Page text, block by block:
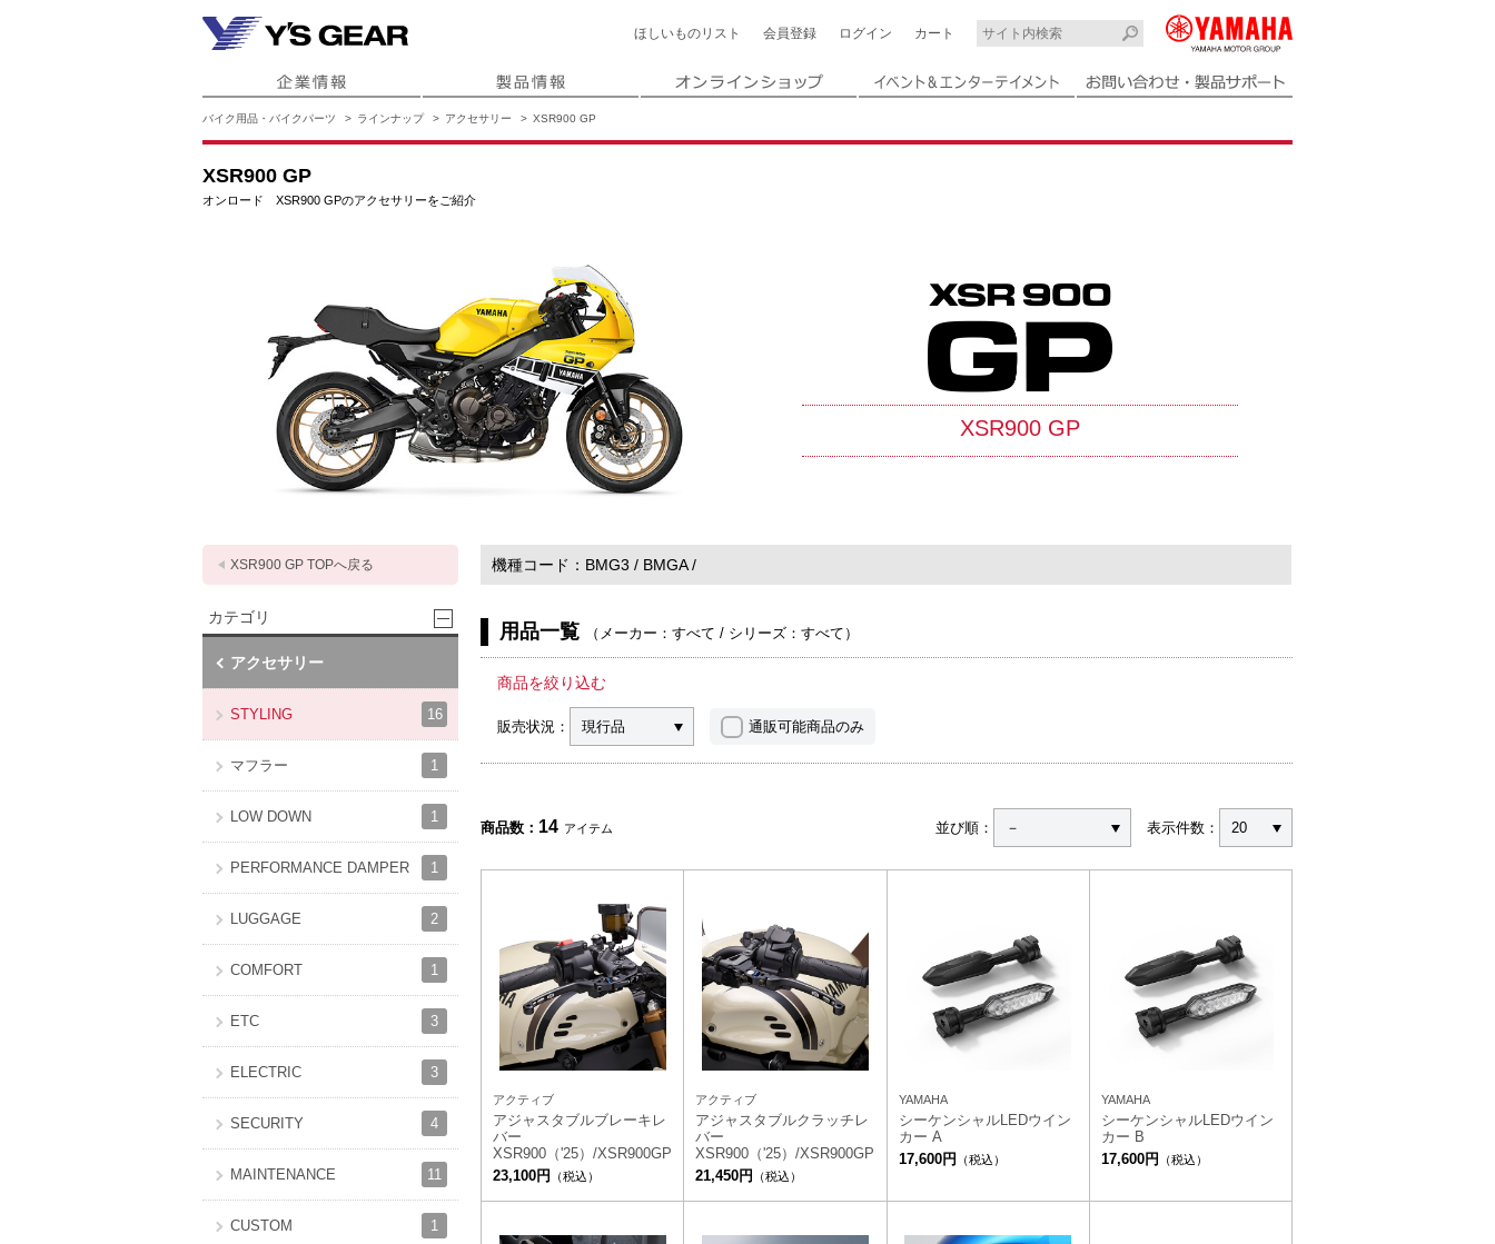
ほしいもの リスト 会員登録 ログイン カート
バイク用品・バイクパーツ ラインナップ アクセサリー XSR900 GP
XSR900 GP
オンロード XSR900 GPのアクセサリーをご紹介
XSR900 GP
機種コード BMG3 BMGA
用品一覧 （ メーカー：すべて / シリーズ：すべて ）
商品を絞り込む
販売状況： 現行品 通販可能商品のみ
商品数： 14 アイテム 並び順： － 表示件数： 20
アクティブ
アジャスタブルブレーキレ
バー
XSR900（'25）/XSR900GP
23,100円
（税込）
アクティブ
アジャスタブルクラッチレ
バー
XSR900（'25）/XSR900GP
21,450円
（税込）
YAMAHA
シーケンシャルLEDウイン
カー A
17,600円
（税込）
YAMAHA
シーケンシャルLEDウイン
カー B
17,600円
（税込）
XSR900 GP TOPへ戻る
カテゴリ
アクセサリー
STYLING 16
マフラー 1
LOW DOWN 1
PERFORMANCE DAMPER 1
LUGGAGE 2
COMFORT 1
ETC 3
ELECTRIC 3
SECURITY 4
MAINTENANCE 11
CUSTOM 1